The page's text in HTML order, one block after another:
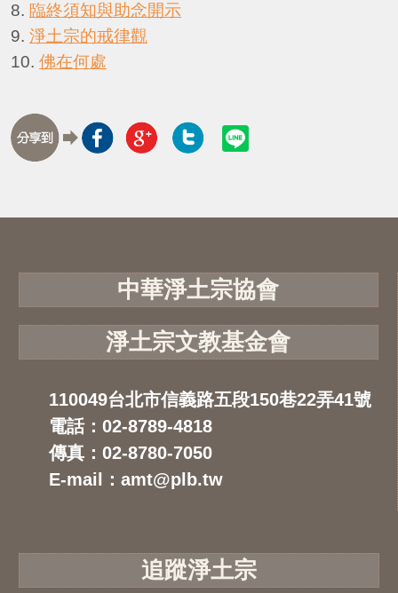
8. 臨終須知與助念開示
9. 淨土宗的戒律觀
10. 佛在何處
中華淨土宗協會
淨土宗文教基金會
110049台北市信義路五段150巷22弄41號
電話：02-8789-4818
傳真：02-8780-7050
E-mail：amt@plb.tw
追蹤淨土宗